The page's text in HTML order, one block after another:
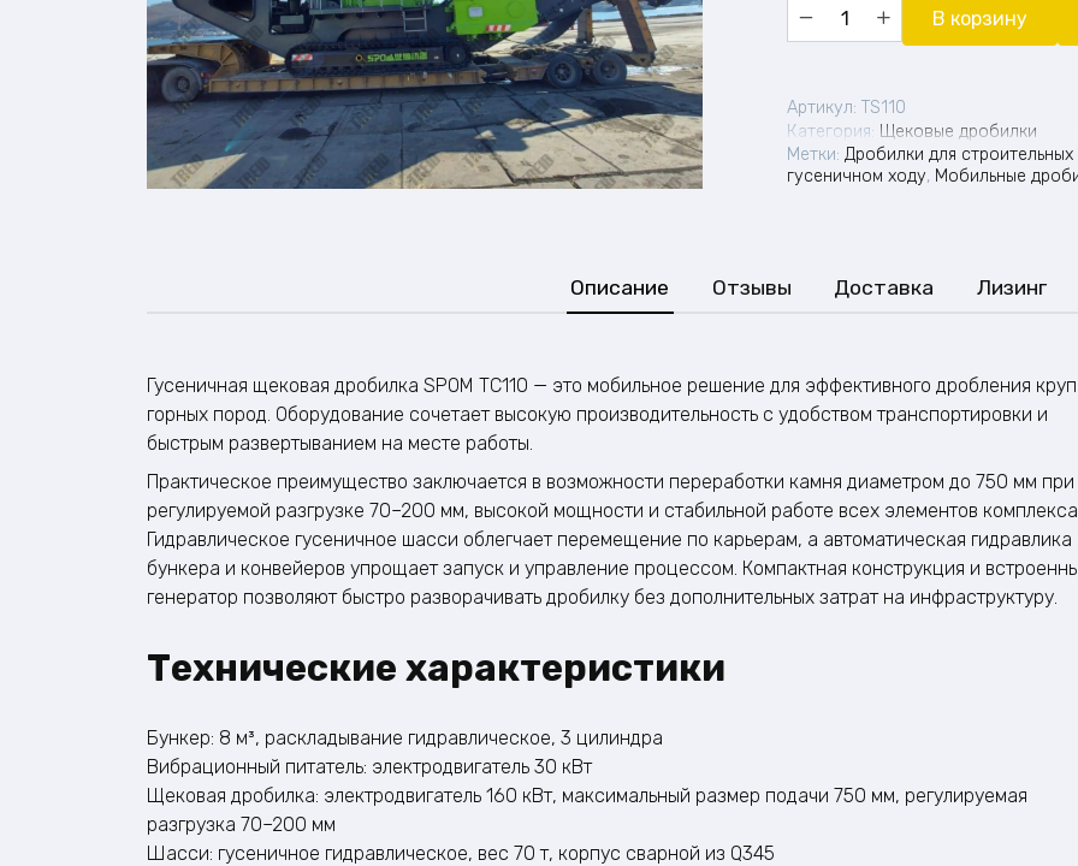
Количество
товара
дробилка
SPOM
ТС110
В корзину
Артикул: TS110
Категория: Щековые дробилки
Метки: Дробилки для
гусеничном ходу, Мобильные
Описание Отзывы Доставка Лизинг
Гусеничная щековая дробилка SPOM ТС110 — это мобильное решение для эффективного дробления
горных пород. Оборудование сочетает высокую производительность с удобством транспортировки и
быстрым развертыванием на месте работы.
Практическое преимущество заключается в возможности переработки камня диаметром до 750 мм при
регулируемой разгрузке 70–200 мм, высокой мощности и стабильной работе всех элементов
Гидравлическое гусеничное шасси облегчает перемещение по карьерам, а автоматическая гидравлика
бункера и конвейеров упрощает запуск и управление процессом. Компактная конструкция и
генератор позволяют быстро разворачивать дробилку без дополнительных затрат на инфраструктуру.
Технические характеристики
Бункер: 8 м³, раскладывание гидравлическое, 3 цилиндра
Вибрационный питатель: электродвигатель 30 кВт
Щековая дробилка: электродвигатель 160 кВт, максимальный размер подачи 750 мм, регулируемая
разгрузка 70–200 мм
Шасси: гусеничное гидравлическое, вес 70 т, корпус сварной из Q345